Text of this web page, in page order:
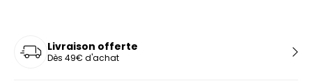
Livraison offerte
Dès 49€ d'achat